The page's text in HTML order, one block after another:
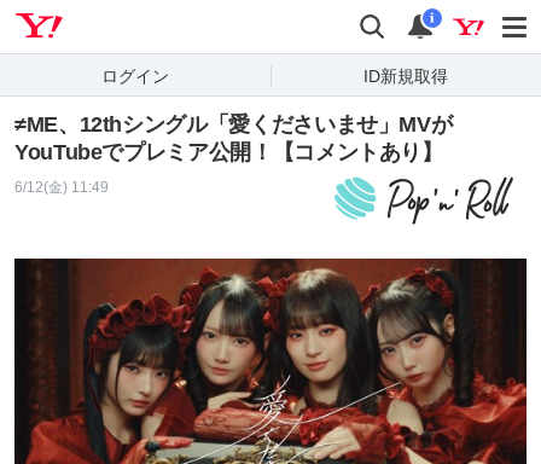
検索 通知
i
ログイン ID新規取得
≠ME、12thシングル「愛くださいませ」MVが
YouTubeでプレミア公開！【コメントあり】
6/12(金) 11:49